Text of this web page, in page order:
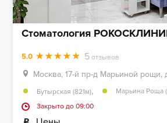
Стоматология
5.0 5 отзывов
Москва, 17-й пр-д Марьиной рощи,
Бутырская (821м),
Марьина Роща
Закрыто до 09:00